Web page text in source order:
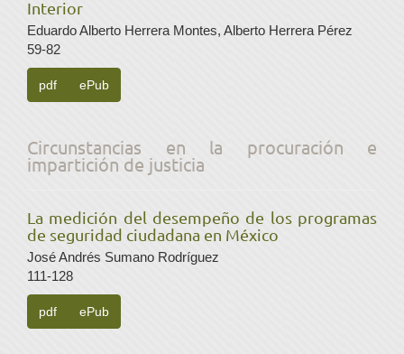
Interior
Eduardo Alberto Herrera Montes, Alberto Herrera Pérez
59-82
pdf ePub
Circunstancias en la procuración e
impartición de justicia
La medición del desempeño de los programas
de seguridad ciudadana en México
José Andrés Sumano Rodríguez
111-128
pdf ePub